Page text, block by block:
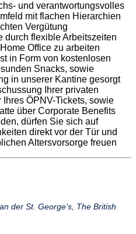
und verantwortungsvolles
mit flachen Hierarchien
Vergütung
durch flexible Arbeitszeiten
Office zu arbeiten
in Form von kostenlosen
Snacks, sowie
in unserer Kantine gesorgt
Ihrer privaten
Ihres ÖPNV-Tickets, sowie
über Corporate Benefits
dürfen Sie sich auf
direkt vor der Tür und
Altersvorsorge freuen
der St. George’s, The British